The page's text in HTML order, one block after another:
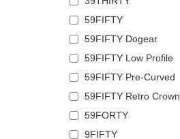
Crocodil
Delfin
Doberman
Dragon
Elan
Fenix
Flamingo
59FIFTY
59FIFTY Dogear
59FIFTY Low Profile
59FIFTY Pre-Curved
59FIFTY Retro Crown
59FORTY
9FIFTY